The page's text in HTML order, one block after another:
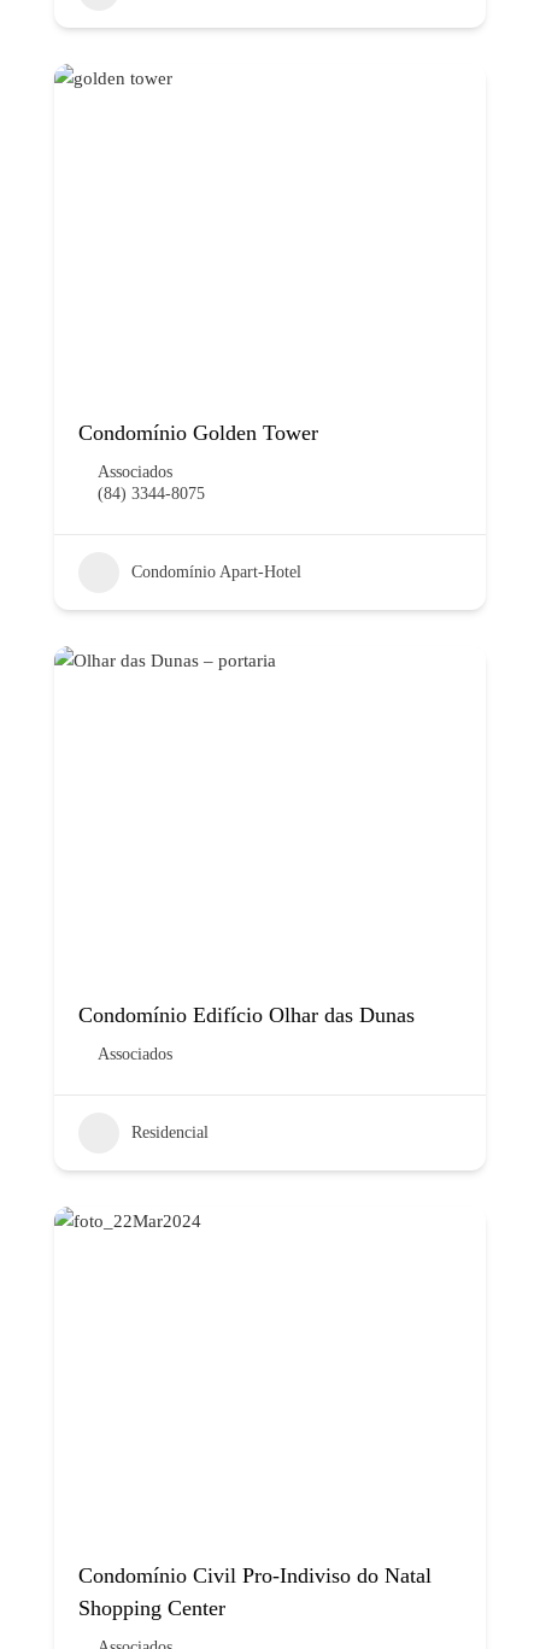
Condomínio Golden Tower
Associados
(84) 3344-8075
Condomínio Apart-Hotel
Condomínio Edifício Olhar das Dunas
Associados
Residencial
Condomínio Civil Pro-Indiviso do Natal
Shopping Center